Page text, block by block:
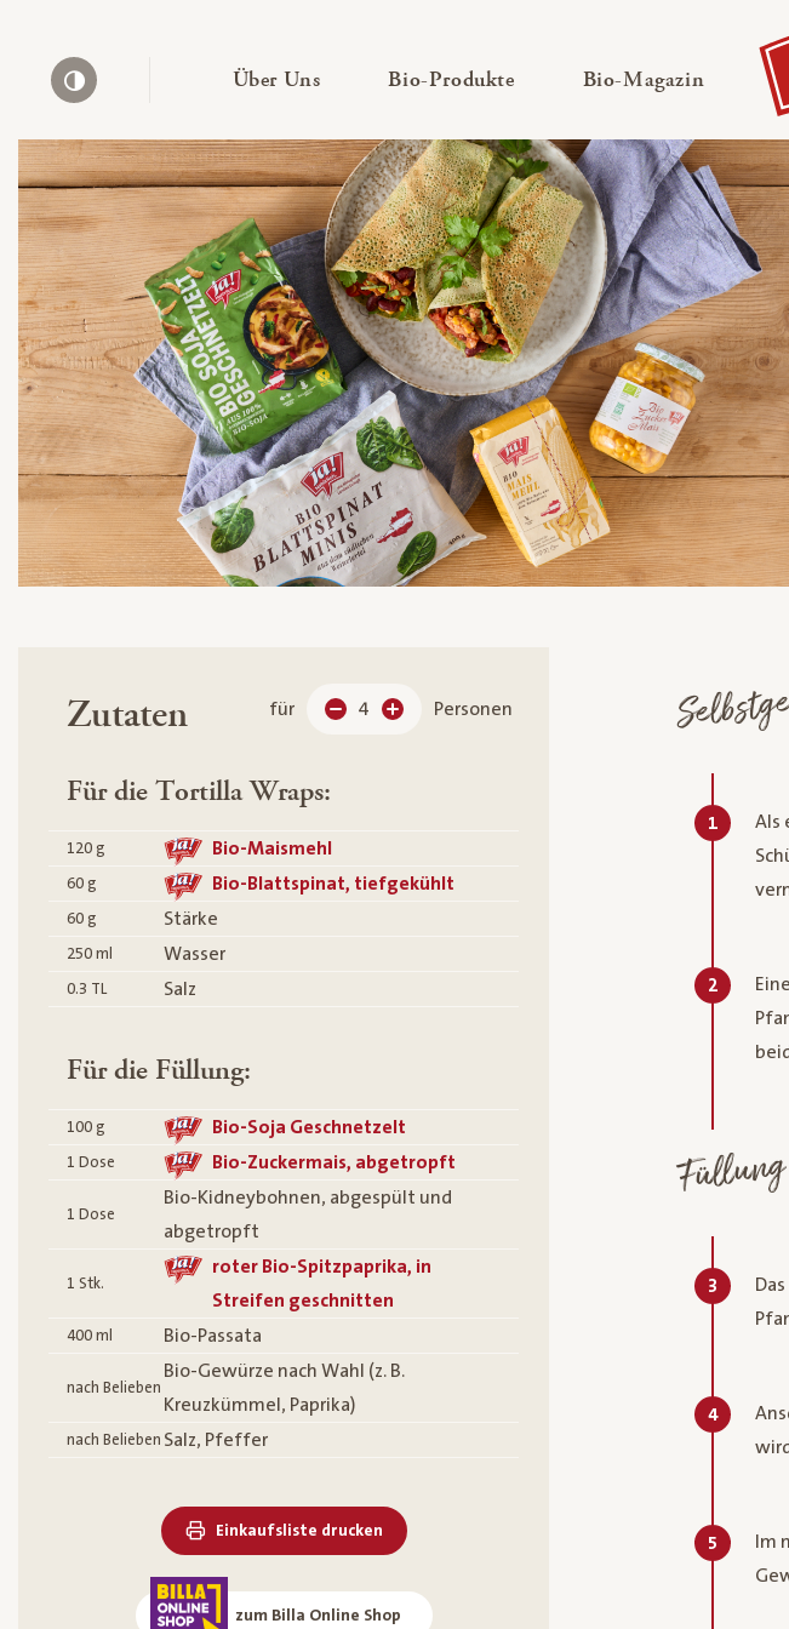
Über Uns— Untermenü ausklappen
Bio-Produkte— Untermenü ausklappen
Bio-Magazin —
Zutaten für 4 Personen
Für die Tortilla Wraps:
120 g Bio-Maismehl
60 g Bio-Blattspinat, tiefgekühlt
60 g Stärke
250 ml Wasser
0.3 TL Salz
Für die Füllung:
100 g Bio-Soja Geschnetzelt
1 Dose Bio-Zuckermais, abgetropft
1 Dose
Bio-Kidneybohnen, abgespült und
abgetropft
1 Stk.
roter Bio-Spitzpaprika, in
Streifen geschnitten
400 ml Bio-Passata
nach Belieben
Bio-Gewürze nach Wahl (z. B.
Kreuzkümmel, Paprika)
nach Belieben Salz, Pfeffer
Einkaufsliste drucken
zum Billa Online Shop
1
Als
2
3
4
5
Im